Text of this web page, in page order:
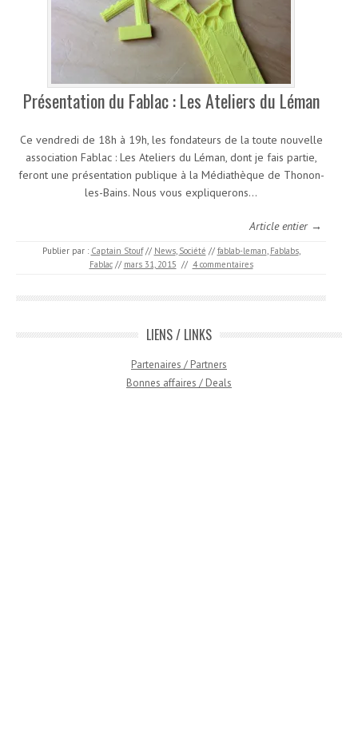
Présentation du Fablac : Les Ateliers du Léman
Ce vendredi de 18h à 19h, les fondateurs de la toute nouvelle
association Fablac : Les Ateliers du Léman, dont je fais partie,
feront une présentation publique à la Médiathèque de Thonon-
les-Bains. Nous vous expliquerons…
Article entier →
Publier par : Captain Stouf // News, Société // fablab-leman, Fablabs,
Fablac // mars 31, 2015 // 4 commentaires
LIENS / LINKS
Partenaires / Partners
Bonnes affaires / Deals